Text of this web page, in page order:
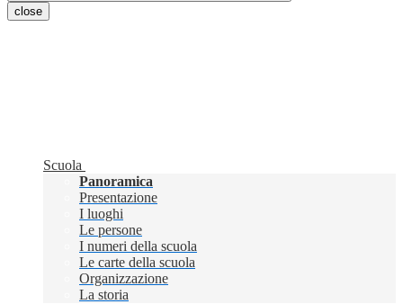
close
Scuola
Panoramica
Presentazione
I luoghi
Le persone
I numeri della scuola
Le carte della scuola
Organizzazione
La storia